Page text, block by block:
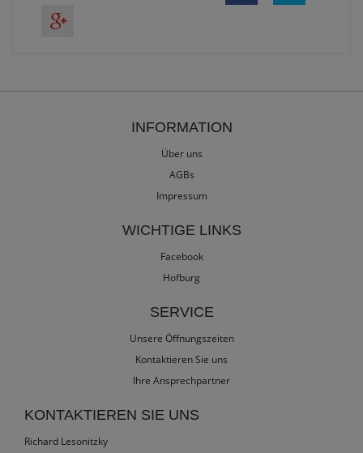
INFORMATION
Über uns
AGBs
Impressum
WICHTIGE LINKS
Facebook
Hofburg
SERVICE
Unsere Öffnungszeiten
Kontaktieren Sie uns
Ihre Ansprechpartner
KONTAKTIEREN SIE UNS
Richard Lesonitzky